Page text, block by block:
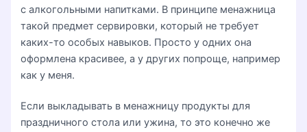
с алкогольными напитками. В принципе менажница
такой предмет сервировки, который не требует
каких-то особых навыков. Просто у одних она
оформлена красивее, а у других попроще, например
как у меня.
Если выкладывать в менажницу продукты для
праздничного стола или ужина, то это конечно же